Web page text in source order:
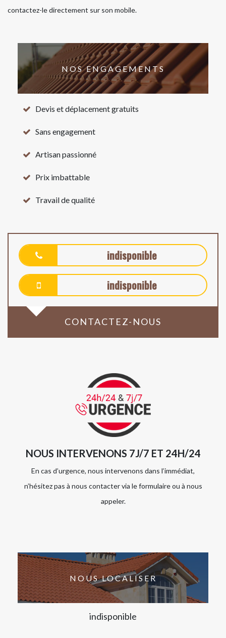
contactez-le directement sur son mobile.
NOS ENGAGEMENTS
Devis et déplacement gratuits
Sans engagement
Artisan passionné
Prix imbattable
Travail de qualité
indisponible
indisponible
CONTACTEZ-NOUS
NOUS INTERVENONS 7J/7 ET 24H/24
En cas d’urgence, nous intervenons dans l’immédiat,
n’hésitez pas à nous contacter via le formulaire ou à nous
appeler.
NOUS LOCALISER
indisponible